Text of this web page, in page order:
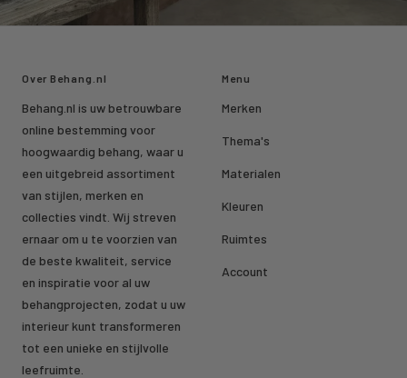
Over Behang.nl
Behang.nl is uw betrouwbare
online bestemming voor
hoogwaardig behang, waar u
een uitgebreid assortiment
van stijlen, merken en
collecties vindt. Wij streven
ernaar om u te voorzien van
de beste kwaliteit, service
en inspiratie voor al uw
behangprojecten, zodat u uw
interieur kunt transformeren
tot een unieke en stijlvolle
leefruimte.
Menu
Merken
Thema's
Materialen
Kleuren
Ruimtes
Account